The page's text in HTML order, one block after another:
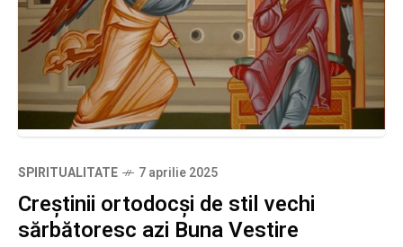
SPIRITUALITATE 7 aprilie 2025
Creștinii ortodocși de stil vechi
sărbătoresc azi Buna Vestire